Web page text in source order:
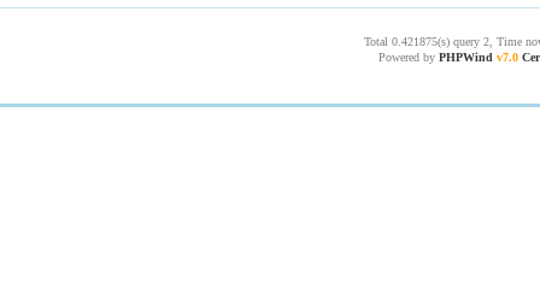
Total 0.421875(s) query 2, Time
Powered by PHPWind v7.0